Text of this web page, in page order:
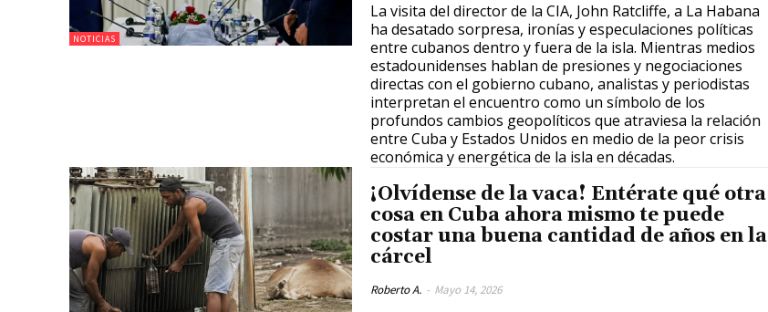
NOTICIAS
La visita del director de la CIA, John Ratcliffe, a La Habana
ha desatado sorpresa, ironías y especulaciones políticas
entre cubanos dentro y fuera de la isla. Mientras medios
estadounidenses hablan de presiones y negociaciones
directas con el gobierno cubano, analistas y periodistas
interpretan el encuentro como un símbolo de los
profundos cambios geopolíticos que atraviesa la relación
entre Cuba y Estados Unidos en medio de la peor crisis
económica y energética de la isla en décadas.
¡Olvídense de la vaca! Entérate qué otra
cosa en Cuba ahora mismo te puede
costar una buena cantidad de años en la
cárcel
Roberto A. - Mayo 14, 2026